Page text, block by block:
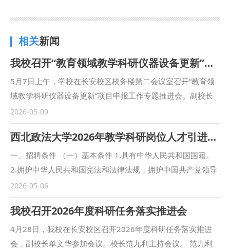
相关新闻
我校召开“教育领域教学科研仪器设备更新”项目申报工作专题推进会
5月7日上午，学校在长安校区校务楼第二会议室召开“教育领
域教学科研仪器设备更新”项目申报工作专题推进会。副校长
张荣刚主持会议。 张荣刚听取了当前项目申报工作推进情况
汇报。他指出，人工智能技术的发展为数智化时代新文科建设
提供了全新的动能，必须抓住机遇，积极应变。教学科研仪器
设备更新项目是提升学科建设水平、提高人才培养质量、增强
科研创新能力，积极服务国家和区域战略需求的重要保障，对
推动学校高质量特色发展具有重大意义。他强调，各相关单位
要高度重视、压实责任，全力以赴，做好项目申报工作，申报
资料的编写、提资要细化任务分工、强化协同配合，确保在规
定时限内高质量完成。 会上，发展规划与学科建设处处长宁
卫立介绍了目前项目申报进展情况。相关专家对照国家发改
2026-05-09
西北政法大学2026年教学科研岗位人才引进与招聘公告
一、招聘条件 （一）基本条件 1.具有中华人民共和国国籍。
2.拥护中华人民共和国宪法和法律法规，拥护中国共产党领导
和社会主义制度，品行端正，遵纪守法。 3.博士研究生年龄
38周岁及以下（1988年1月1日以后出生）。招聘的学术骨干
应具有博士学位，具有正高级职称者年龄48周岁及以下
（1978年1月1日以后出生），具有副高级职称者年龄43周岁
及以下（1983年1月1日以后出生）；具有正高级职称并具备
2026-05-06
我校召开2026年度科研任务落实推进会
4月28日，我校在长安校区召开2026年度科研任务落实推进
会，副校长单文华参加会议。校长范九利主持会议。 范九利